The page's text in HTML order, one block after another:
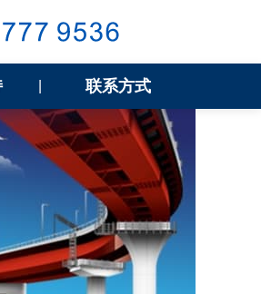
联系方式